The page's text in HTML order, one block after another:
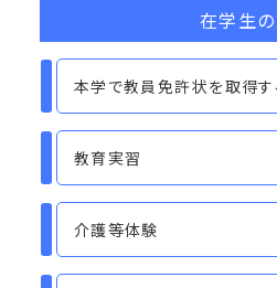
在学生
本学で教員免許状を取得
教育実習
介護等体験